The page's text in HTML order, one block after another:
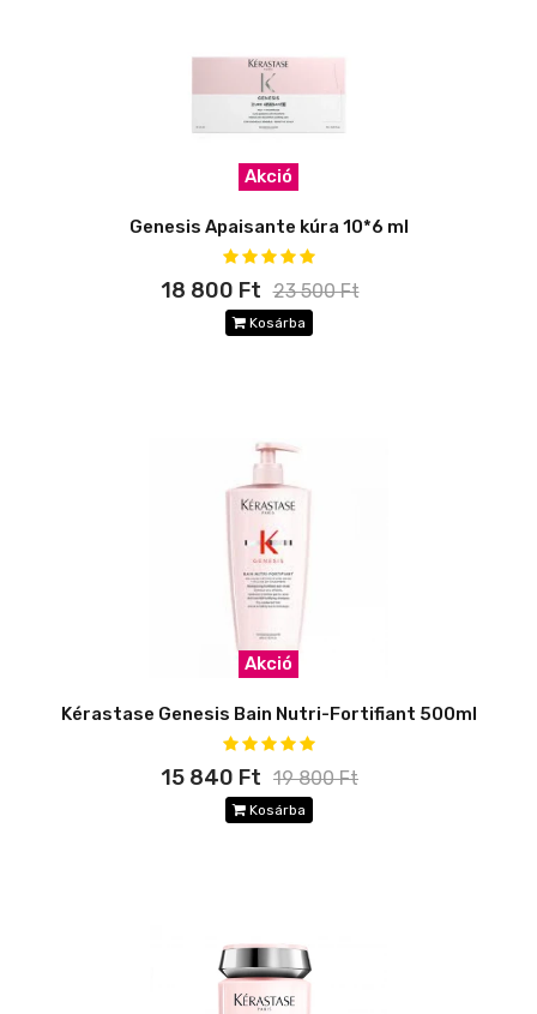
Akció
Genesis Apaisante kúra 10*6 ml
18 800 Ft 23 500 Ft
Kosárba
Akció
Kérastase Genesis Bain Nutri-Fortifiant 500ml
15 840 Ft 19 800 Ft
Kosárba